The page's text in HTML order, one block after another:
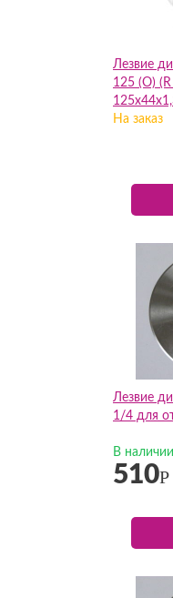
Лезвие
125 (О)
На заказ
Лезвие
1/4 для
В наличии
510Р